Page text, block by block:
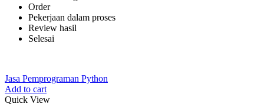
Order
Pekerjaan dalam proses
Review hasil
Selesai
Jasa Pemprograman Python
Add to cart
Quick View